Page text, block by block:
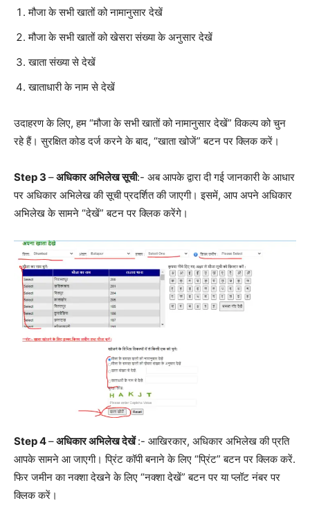
मौजा के सभी खातों को नामानुसार देखें
मौजा के सभी खातों को खेसरा संख्या के अनुसार देखें
खाता संख्या से देखें
खाताधारी के नाम से देखें
उदाहरण के लिए, हम “मौजा के सभी खातों को नामानुसार देखें” विकल्प को चुन
रहे हैं। सुरक्षित कोड दर्ज करने के बाद, “खाता खोजें” बटन पर क्लिक करें।
Step 3 –अधिकार अभिलेख सूची:- अब आपके द्वारा दी गई जानकारी के आधार
पर अधिकार अभिलेख की सूची प्रदर्शित की जाएगी। इसमें, आप अपने अधिकार
अभिलेख के सामने “देखें” बटन पर क्लिक करेंगे।
Step 4–अधिकारअभिलेखदेखें :- आखिरकार, अधिकार अभिलेख की प्रति
आपके सामने आ जाएगी। प्रिंट कॉपी बनाने के लिए “प्रिंट” बटन पर क्लिक करें.
फिर जमीन का नक्शा देखने के लिए “नक्शा देखें” बटन पर या प्लॉट नंबर पर
क्लिक करें।